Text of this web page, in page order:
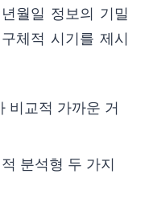
월일 정보의 기밀
체적 시기를 제시
비교적 가까운 거
분석형 두 가지